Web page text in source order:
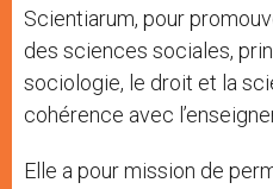
Scientiarum, pour
des sciences sociales,
sociologie, le droit et la
cohérence avec
Elle a pour mission de